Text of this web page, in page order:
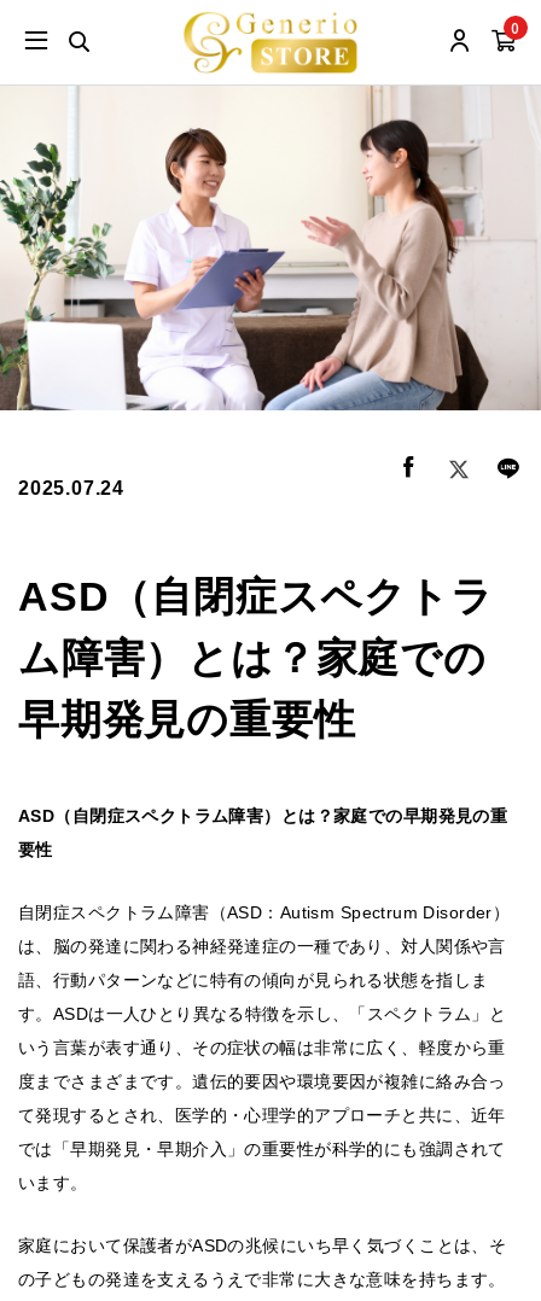
0
2025.07.24
ASD（自閉症スペクトラ
ム障害）とは？家庭での
早期発見の重要性
ASD（自閉症スペクトラム障害）とは？家庭での早期発見の重
要性
自閉症スペクトラム障害（ASD：Autism Spectrum Disorder）
は、脳の発達に関わる神経発達症の一種であり、対人関係や言
語、行動パターンなどに特有の傾向が見られる状態を指しま
す。ASDは一人ひとり異なる特徴を示し、「スペクトラム」と
いう言葉が表す通り、その症状の幅は非常に広く、軽度から重
度までさまざまです。遺伝的要因や環境要因が複雑に絡み合っ
て発現するとされ、医学的・心理学的アプローチと共に、近年
では「早期発見・早期介入」の重要性が科学的にも強調されて
います。
家庭において保護者がASDの兆候にいち早く気づくことは、そ
の子どもの発達を支えるうえで非常に大きな意味を持ちます。